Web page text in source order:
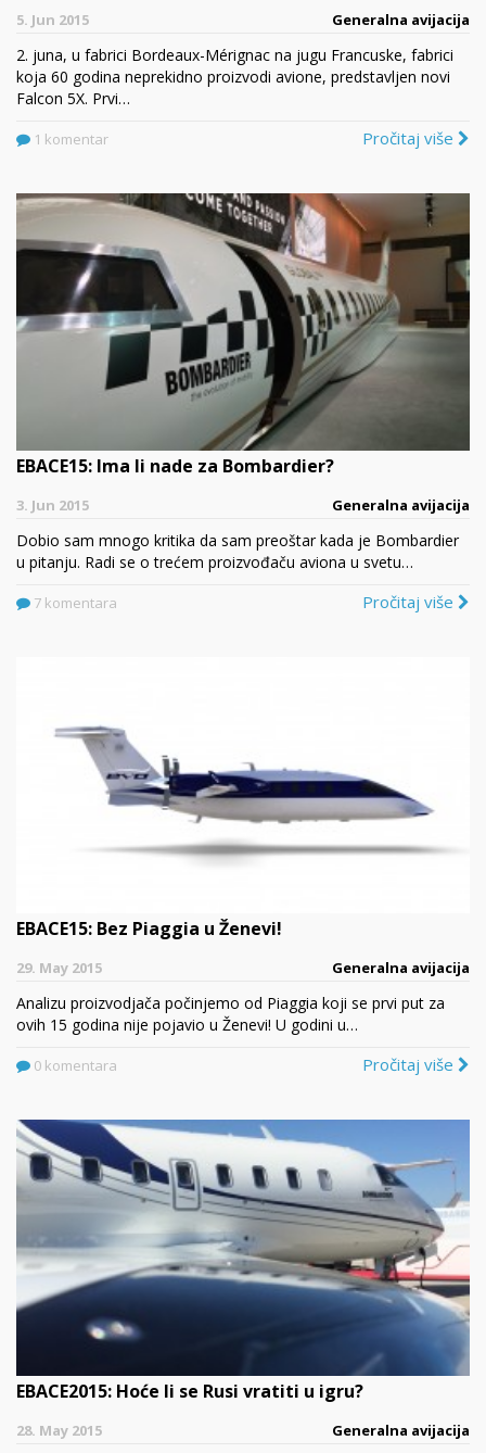
5. Jun 2015 Generalna avijacija
2. juna, u fabrici Bordeaux-Mérignac na jugu Francuske, fabrici
koja 60 godina neprekidno proizvodi avione, predstavljen novi
Falcon 5X. Prvi…
1 komentar Pročitaj više
EBACE15: Ima li nade za Bombardier?
3. Jun 2015 Generalna avijacija
Dobio sam mnogo kritika da sam preoštar kada je Bombardier
u pitanju. Radi se o trećem proizvođaču aviona u svetu…
7 komentara Pročitaj više
EBACE15: Bez Piaggia u Ženevi!
29. May 2015 Generalna avijacija
Analizu proizvodjača počinjemo od Piaggia koji se prvi put za
ovih 15 godina nije pojavio u Ženevi! U godini u…
0 komentara Pročitaj više
EBACE2015: Hoće li se Rusi vratiti u igru?
28. May 2015 Generalna avijacija